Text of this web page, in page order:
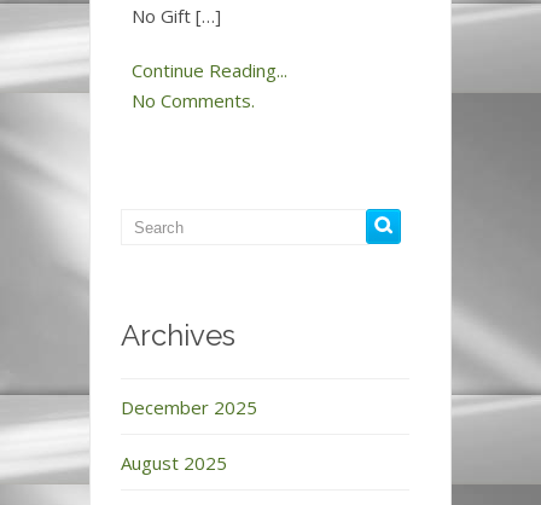
No Gift […]
Continue Reading...
No Comments.
Archives
December 2025
August 2025